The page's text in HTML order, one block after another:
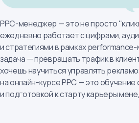
PPC-менеджер — это не просто
ежедневно работает с цифрами,
и стратегиями в рамках performance-
задача — превращать трафик в
хочешь научиться управлять
на онлайн-курсе PPC — это
и подготовкой к старту карьеры